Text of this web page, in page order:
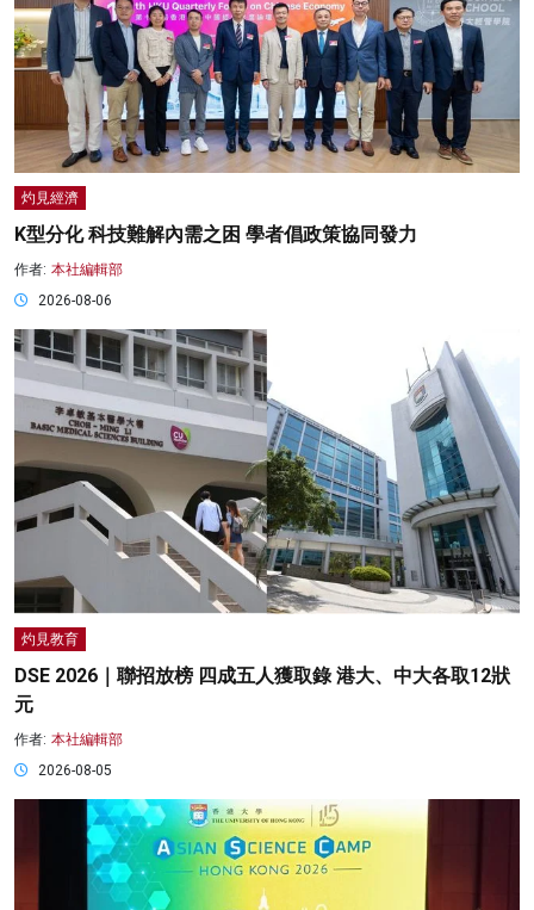
灼見經濟
K型分化 科技難解內需之困 學者倡政策協同發力
作者: 本社編輯部
2026-08-06
灼見教育
DSE 2026｜聯招放榜 四成五人獲取錄 港大、中大各取12狀
元
作者: 本社編輯部
2026-08-05